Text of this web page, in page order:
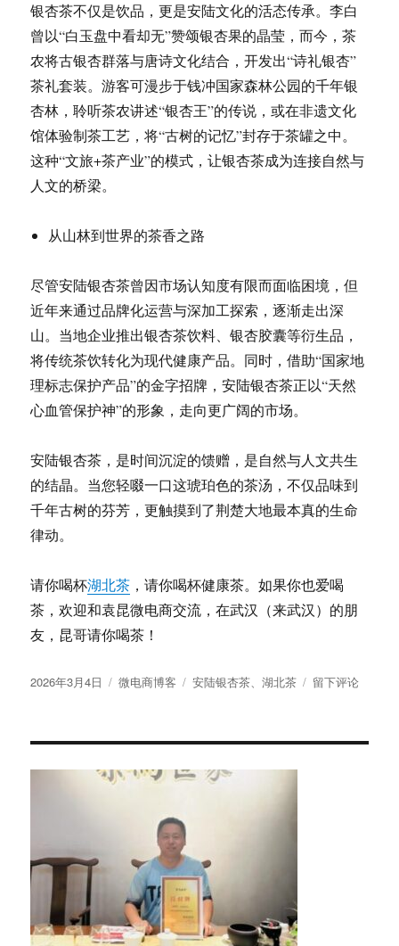
银杏茶不仅是饮品，更是安陆文化的活态传承。李白
曾以“白玉盘中看却无”赞颂银杏果的晶莹，而今，茶
农将古银杏群落与唐诗文化结合，开发出“诗礼银杏”
茶礼套装。游客可漫步于钱冲国家森林公园的千年银
杏林，聆听茶农讲述“银杏王”的传说，或在非遗文化
馆体验制茶工艺，将“古树的记忆”封存于茶罐之中。
这种“文旅+茶产业”的模式，让银杏茶成为连接自然与
人文的桥梁。
从山林到世界的茶香之路
尽管安陆银杏茶曾因市场认知度有限而面临困境，但
近年来通过品牌化运营与深加工探索，逐渐走出深
山。当地企业推出银杏茶饮料、银杏胶囊等衍生品，
将传统茶饮转化为现代健康产品。同时，借助“国家地
理标志保护产品”的金字招牌，安陆银杏茶正以“天然
心血管保护神”的形象，走向更广阔的市场。
安陆银杏茶，是时间沉淀的馈赠，是自然与人文共生
的结晶。当您轻啜一口这琥珀色的茶汤，不仅品味到
千年古树的芬芳，更触摸到了荆楚大地最本真的生命
律动。
请你喝杯湖北茶 ，请你喝杯健康茶。如果你也爱喝
茶，欢迎和袁昆微电商交流，在武汉（来武汉）的朋
友，昆哥请你喝茶！
发
2026年3月4日
分
微电商博客
标
安陆银杏茶、湖北茶
于
安
留下评论